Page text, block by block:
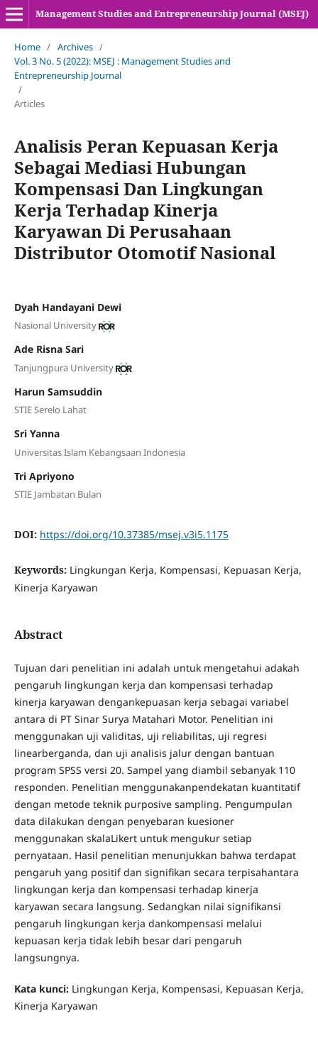
Management Studies and Entrepreneurship Journal (MSEJ)
Home / Archives /
Vol. 3 No. 5 (2022): MSEJ : Management Studies and
Entrepreneurship Journal
/
Articles
Analisis Peran Kepuasan Kerja
Sebagai Mediasi Hubungan
Kompensasi Dan Lingkungan
Kerja Terhadap Kinerja
Karyawan Di Perusahaan
Distributor Otomotif Nasional
Dyah Handayani Dewi
Nasional University
Ade Risna Sari
Tanjungpura University
Harun Samsuddin
STIE Serelo Lahat
Sri Yanna
Universitas Islam Kebangsaan Indonesia
Tri Apriyono
STIE Jambatan Bulan
DOI: https://doi.org/10.37385/msej.v3i5.1175
Keywords: Lingkungan Kerja, Kompensasi, Kepuasan Kerja,
Kinerja Karyawan
Abstract
Tujuan dari penelitian ini adalah untuk mengetahui adakah
pengaruh lingkungan kerja dan kompensasi terhadap
kinerja karyawan dengankepuasan kerja sebagai variabel
antara di PT Sinar Surya Matahari Motor. Penelitian ini
menggunakan uji validitas, uji reliabilitas, uji regresi
linearberganda, dan uji analisis jalur dengan bantuan
program SPSS versi 20. Sampel yang diambil sebanyak 110
responden. Penelitian menggunakanpendekatan kuantitatif
dengan metode teknik purposive sampling. Pengumpulan
data dilakukan dengan penyebaran kuesioner
menggunakan skalaLikert untuk mengukur setiap
pernyataan. Hasil penelitian menunjukkan bahwa terdapat
pengaruh yang positif dan signifikan secara terpisahantara
lingkungan kerja dan kompensasi terhadap kinerja
karyawan secara langsung. Sedangkan nilai signifikansi
pengaruh lingkungan kerja dankompensasi melalui
kepuasan kerja tidak lebih besar dari pengaruh
langsungnya.
Kata kunci:Lingkungan Kerja, Kompensasi, Kepuasan Kerja,
Kinerja Karyawan